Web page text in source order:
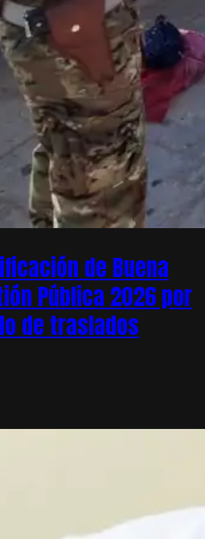
de Buena
Pública 2026 por
de traslados